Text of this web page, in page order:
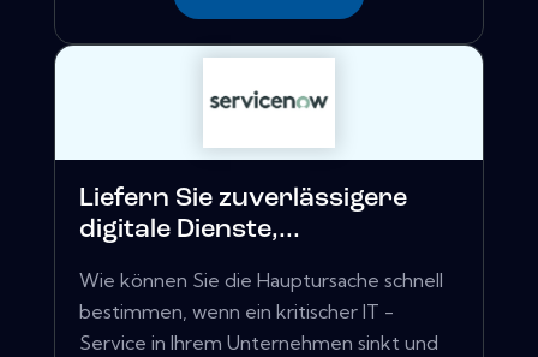
Liefern Sie zuverlässigere
digitale Dienste,...
Wie können Sie die Hauptursache schnell
bestimmen, wenn ein kritischer IT -
Service in Ihrem Unternehmen sinkt und